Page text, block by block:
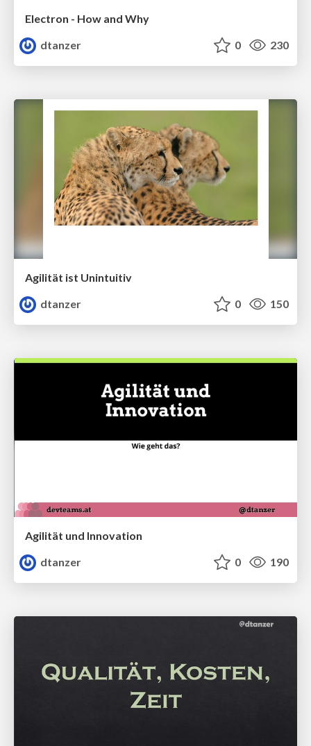
Electron - How and Why
dtanzer
0 230
Agilität ist Unintuitiv
dtanzer
0 150
Agilität und Innovation
dtanzer
0 190